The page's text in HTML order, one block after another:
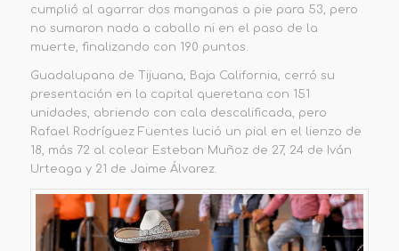
cumplió al agarrar dos manganas a pie para 53, pero
no sumaron nada a caballo ni en el paso de la
muerte, finalizando con 190 puntos.
Guadalupana de Tijuana, Baja California, cerró su
presentación en la capital queretana con 151
unidades, abriendo con cala descalificada, pero
Rafael Rodríguez Fuentes lució un pial en el lienzo de
18, más 72 al colear Esteban Muñoz de 27, 24 de Iván
Urteaga y 21 de Jaime Álvarez.